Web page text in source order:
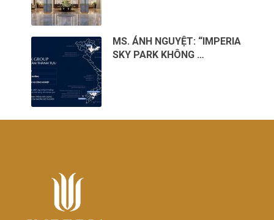
MS. ÁNH NGUYỆT: “IMPERIA
SKY PARK KHÔNG …